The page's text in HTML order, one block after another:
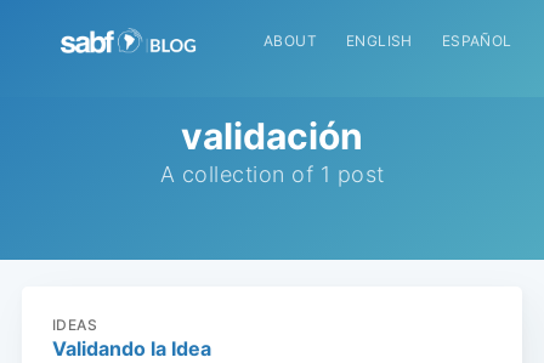
ABOUT ENGLISH ESPAÑOL
validación
A collection of 1 post
IDEAS
Validando la Idea